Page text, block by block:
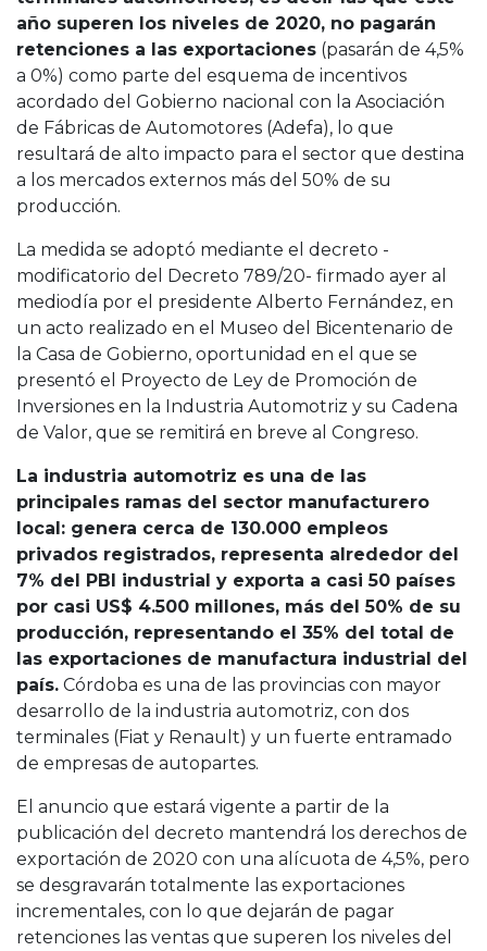
año superen los niveles de 2020, no pagarán
retenciones a las exportaciones (pasarán de 4,5%
a 0%) como parte del esquema de incentivos
acordado del Gobierno nacional con la Asociación
de Fábricas de Automotores (Adefa), lo que
resultará de alto impacto para el sector que destina
a los mercados externos más del 50% de su
producción.
La medida se adoptó mediante el decreto -
modificatorio del Decreto 789/20- firmado ayer al
mediodía por el presidente Alberto Fernández, en
un acto realizado en el Museo del Bicentenario de
la Casa de Gobierno, oportunidad en el que se
presentó el Proyecto de Ley de Promoción de
Inversiones en la Industria Automotriz y su Cadena
de Valor, que se remitirá en breve al Congreso.
La industria automotriz es una de las
principales ramas del sector manufacturero
local: genera cerca de 130.000 empleos
privados registrados, representa alrededor del
7% del PBI industrial y exporta a casi 50 países
por casi US$ 4.500 millones, más del 50% de su
producción, representando el 35% del total de
las exportaciones de manufactura industrial del
país. Córdoba es una de las provincias con mayor
desarrollo de la industria automotriz, con dos
terminales (Fiat y Renault) y un fuerte entramado
de empresas de autopartes.
El anuncio que estará vigente a partir de la
publicación del decreto mantendrá los derechos de
exportación de 2020 con una alícuota de 4,5%, pero
se desgravarán totalmente las exportaciones
incrementales, con lo que dejarán de pagar
retenciones las ventas que superen los niveles del